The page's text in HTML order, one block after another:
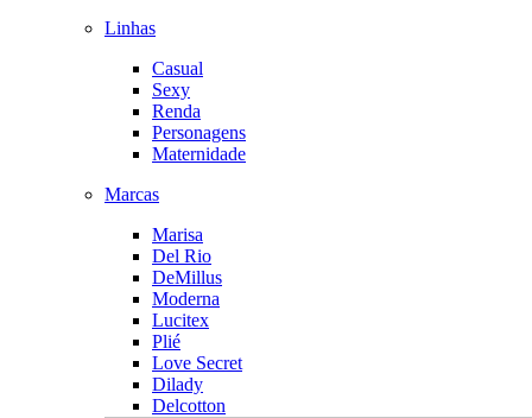
Linhas
Casual
Sexy
Renda
Personagens
Maternidade
Marcas
Marisa
Del Rio
DeMillus
Moderna
Lucitex
Plié
Love Secret
Dilady
Delcotton